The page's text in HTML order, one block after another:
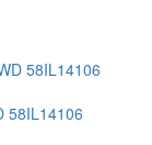
58IL14106